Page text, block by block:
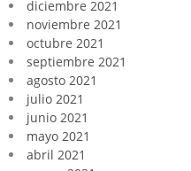
diciembre 2021
noviembre 2021
octubre 2021
septiembre 2021
agosto 2021
julio 2021
junio 2021
mayo 2021
abril 2021